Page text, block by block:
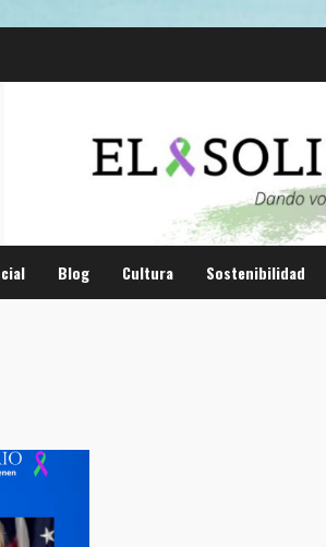
Blog Cultura Sostenibilidad